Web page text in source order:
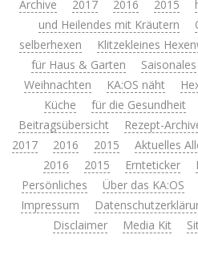
Archive
2017 2016 2015
und Heilendes mit Kräutern
selberhexen
Klitzekleines
für Haus & Garten
Saisonales
Weihnachten
KA:OS näht
Küche
für die Gesundheit
Beitragsübersicht
Rezept-
2017
2016 2015 Aktuelles
2016
2015 Ernteticker
Persönliches
Über das KA:OS
Impressum
Disclaimer
Media Kit